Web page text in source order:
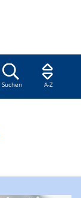
Suchen A-Z